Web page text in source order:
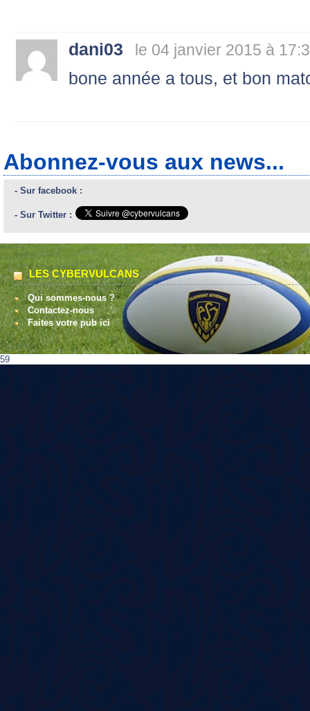
dani03 le 04 janvier 2015 à
bone année a tous, et bon
Abonnez-vous aux news...
- Sur facebook :
- Sur Twitter :
LES CYBERVULCANS
Qui sommes-nous ?
Contactez-nous
Faites votre pub ici
59